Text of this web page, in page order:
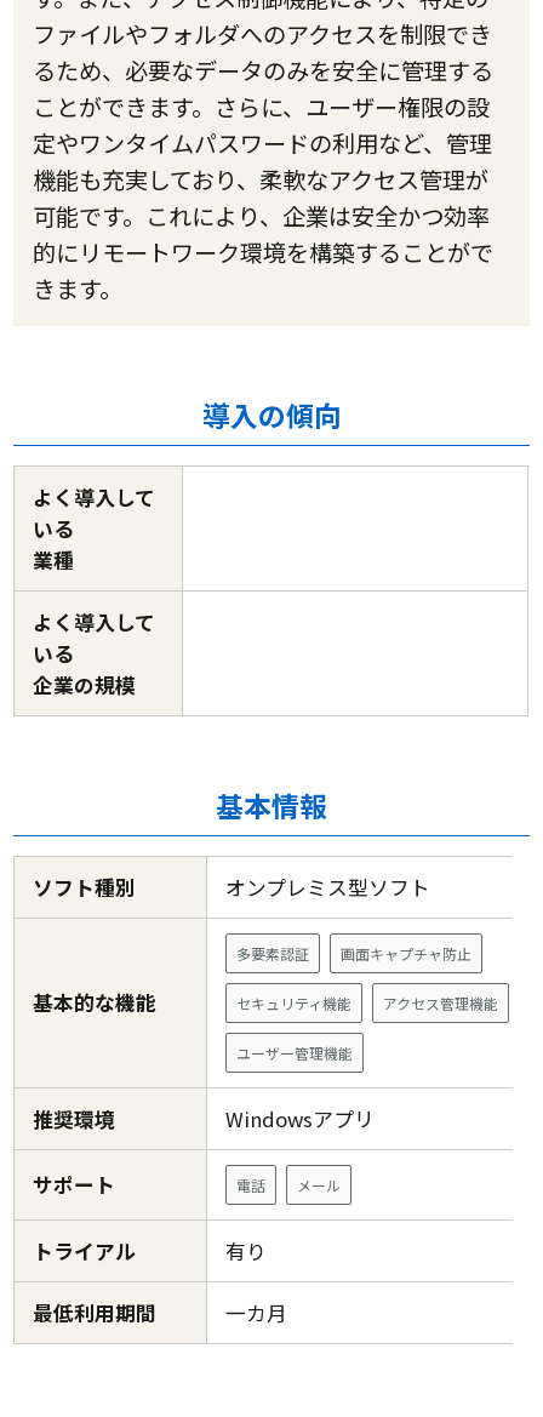
ファイルやフォルダへのアクセスを制限でき
るため、必要なデータのみを安全に管理する
ことができます。さらに、ユーザー権限の設
定やワンタイムパスワードの利用など、管理
機能も充実しており、柔軟なアクセス管理が
可能です。これにより、企業は安全かつ効率
的にリモートワーク環境を構築することがで
きます。
導入の傾向
よく導入して
いる
業種
よく導入して
いる
企業の規模
基本情報
ソフト種別 オンプレミス型ソフト
基本的な機能
多要素認証 画面キャプチャ防止
セキュリティ機能 アクセス管理機能
ユーザー管理機能
推奨環境 Windowsアプリ
サポート 電話 メール
トライアル 有り
最低利用期間 一カ月